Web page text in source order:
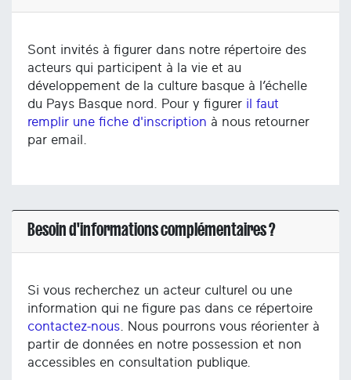
Sont invités à figurer dans notre répertoire des
acteurs qui participent à la vie et au
développement de la culture basque à l’échelle
du Pays Basque nord. Pour y figurer il faut
remplir une fiche d'inscription à nous retourner
par email.
Besoin d'informations complémentaires ?
Si vous recherchez un acteur culturel ou une
information qui ne figure pas dans ce répertoire
contactez-nous . Nous pourrons vous réorienter à
partir de données en notre possession et non
accessibles en consultation publique.